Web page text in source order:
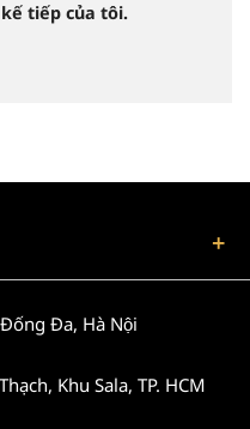
tiếp của tôi.
Đa, Hà Nội
Khu Sala, TP. HCM